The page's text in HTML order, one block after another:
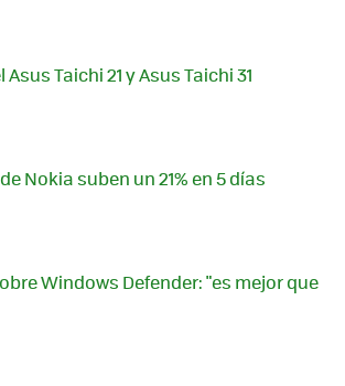
Taichi 21 y Asus Taichi 31
Nokia suben un 21% en 5 días
Windows Defender: "es mejor que